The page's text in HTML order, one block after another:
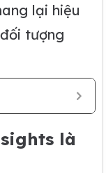
lại hiệu
tượng
s là